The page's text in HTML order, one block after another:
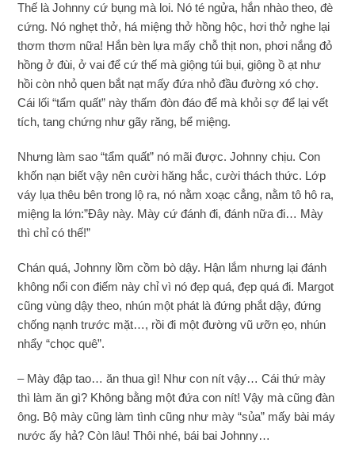
Thế là Johnny cứ bụng mà loi. Nó té ngửa, hắn nhào theo, đè
cứng. Nó nghẹt thở, há miệng thở hồng hộc, hơi thở nghe lại
thơm thơm nữa! Hắn bèn lựa mấy chỗ thịt non, phơi nắng đỏ
hồng ở đùi, ở vai để cứ thế mà giộng túi bụi, giộng ồ ạt như
hồi còn nhỏ quen bắt nạt mấy đứa nhỏ đầu đường xó chợ.
Cái lối “tẩm quất” này thấm đòn đáo để mà khỏi sợ để lại vết
tích, tang chứng như gãy răng, bể miệng.
Nhưng làm sao “tẩm quất” nó mãi được. Johnny chịu. Con
khốn nạn biết vậy nên cười hăng hắc, cười thách thức. Lớp
váy lụa thêu bên trong lộ ra, nó nằm xoạc cẳng, nằm tô hô ra,
miệng la lớn:”Đây này. Mày cứ đánh đi, đánh nữa đi… Mày
thì chỉ có thế!”
Chán quá, Johnny lồm cồm bò dậy. Hận lắm nhưng lại đánh
không nổi con điếm này chỉ vì nó đẹp quá, đẹp quá đi. Margot
cũng vùng dậy theo, nhún một phát là đứng phắt dậy, đứng
chống nạnh trước mặt…, rồi đi một đường vũ ưỡn ẹo, nhún
nhẩy “chọc quê”.
– Mày đập tao… ăn thua gì! Như con nít vậy… Cái thứ mày
thì làm ăn gì? Không bằng một đứa con nít! Vậy mà cũng đàn
ông. Bộ mày cũng làm tình cũng như mày “sủa” mấy bài máy
nước ấy hả? Còn lâu! Thôi nhé, bái bai Johnny…